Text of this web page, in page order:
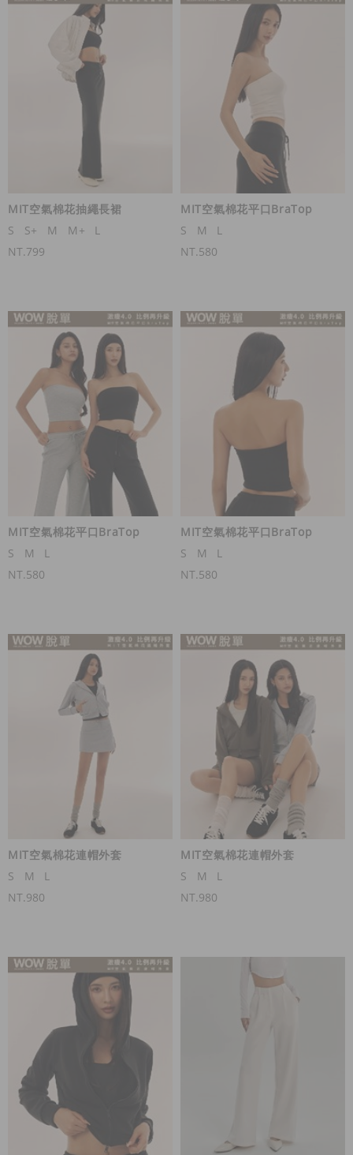
MIT空氣棉花抽繩長裙
S
S+ M M+
L
NT.799
MIT空氣棉花平口BraTop
S
M
L
NT.580
MIT空氣棉花平口BraTop
S
M
L
NT.580
MIT空氣棉花平口BraTop
S
M
L
NT.580
MIT空氣棉花連帽外套
S
M
L
NT.980
MIT空氣棉花連帽外套
S
M
L
NT.980